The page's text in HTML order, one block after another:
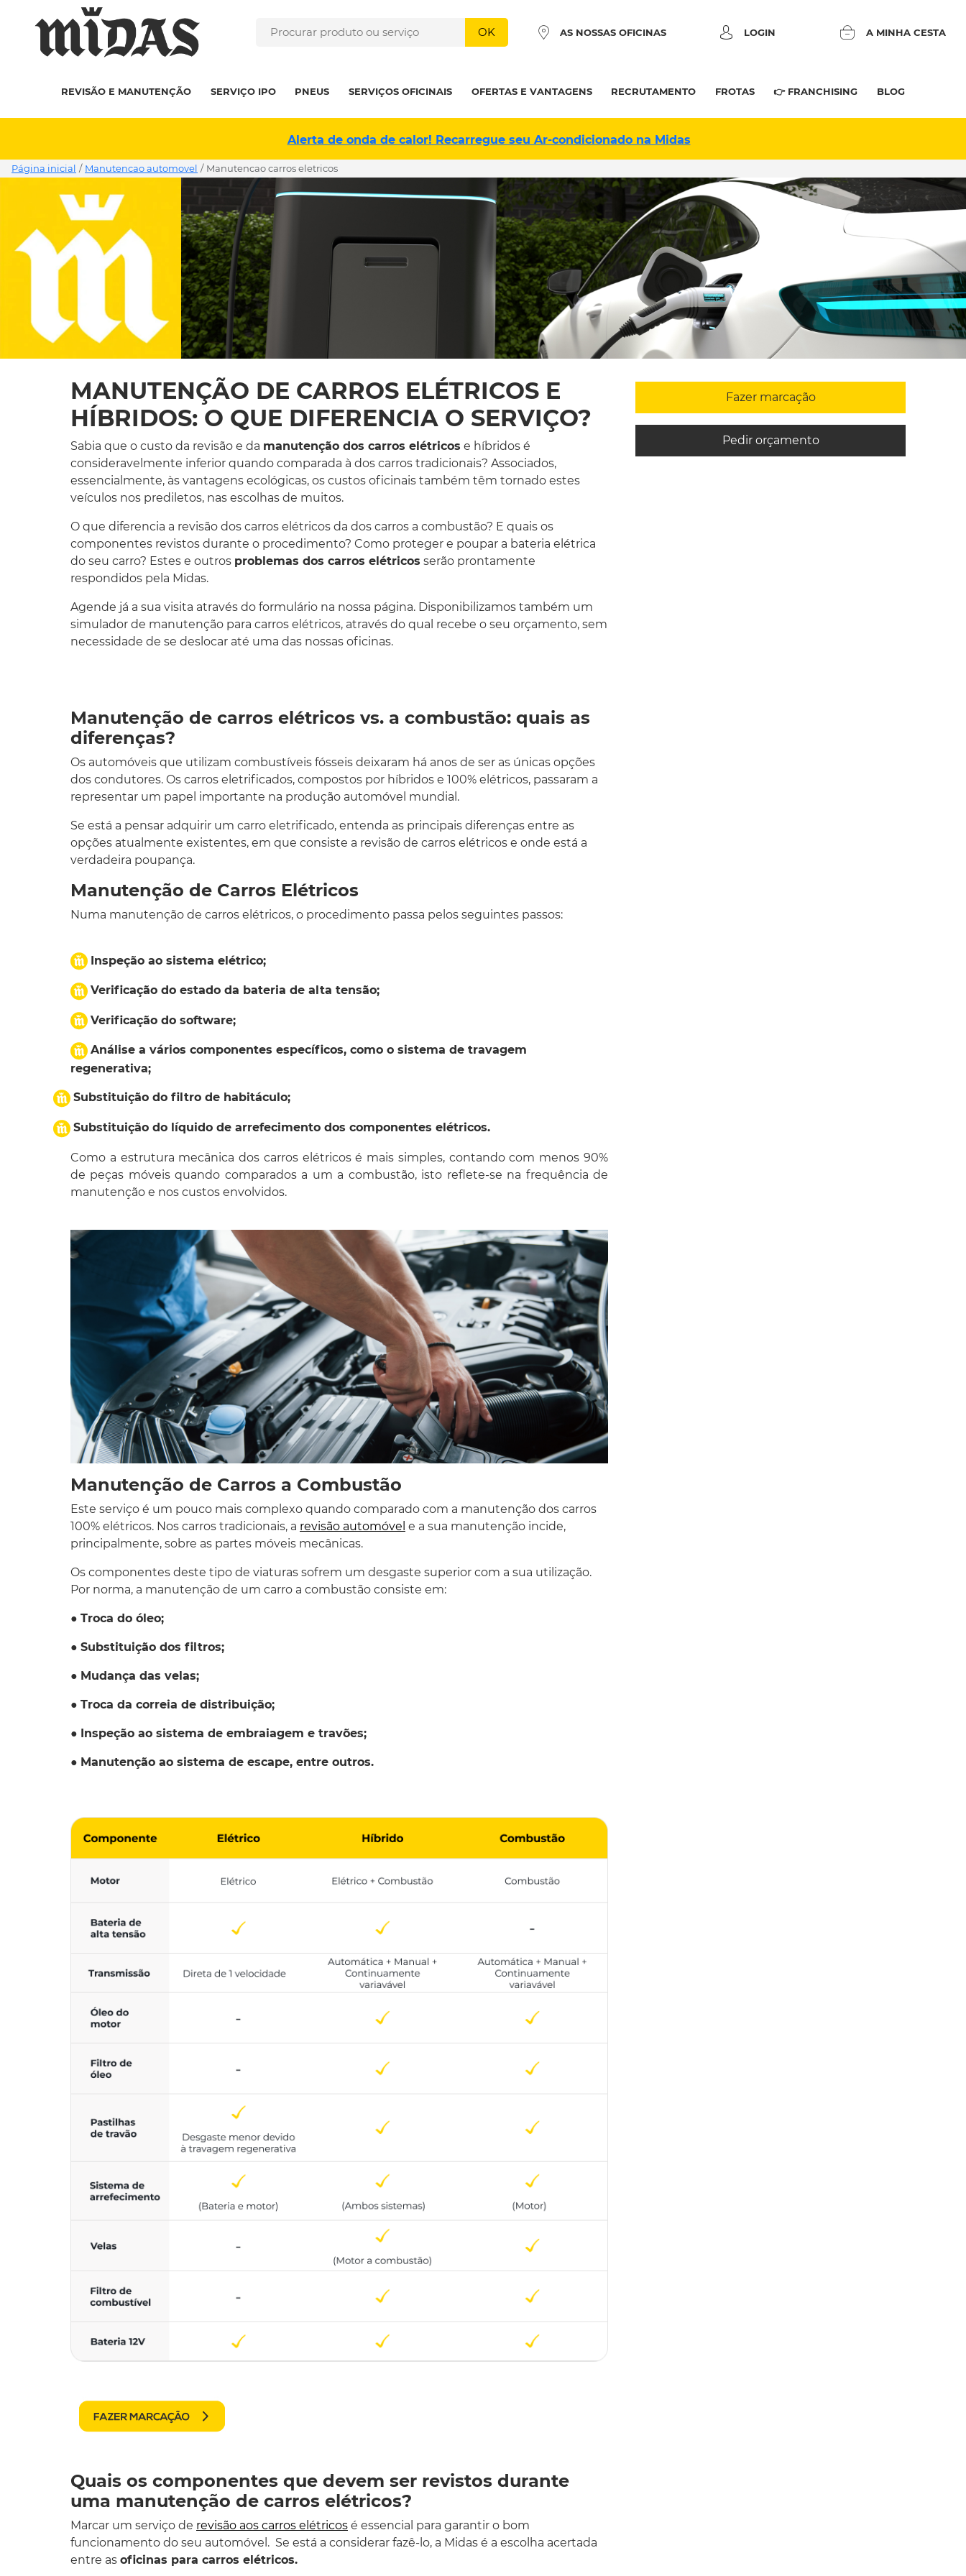
OK AS NOSSAS OFICINAS LOGIN A MINHA CESTA
REVISÃO E MANUTENÇÃO SERVIÇO IPO PNEUS SERVIÇOS OFICINAIS OFERTAS E VANTAGENS RECRUTAMENTO FROTAS 👉 FRANCHISING BLOG
Alerta de onda de calor! Recarregue seu Ar-condicionado na Midas
Página inicial / Manutencao automovel / manutencao carros eletricos
MANUTENÇÃO DE CARROS ELÉTRICOS E
HÍBRIDOS: O QUE DIFERENCIA O SERVIÇO?
Sabia que o custo da revisão e da manutenção dos carros elétricos e híbridos é
consideravelmente inferior quando comparada à dos carros tradicionais? Associados,
essencialmente, às vantagens ecológicas, os custos oficinais também têm tornado estes
veículos nos prediletos, nas escolhas de muitos.
O que diferencia a revisão dos carros elétricos da dos carros a combustão? E quais os
componentes revistos durante o procedimento? Como proteger e poupar a bateria elétrica
do seu carro? Estes e outros problemas dos carros elétricos serão prontamente
respondidos pela Midas.
Agende já a sua visita através do formulário na nossa página. Disponibilizamos também um
simulador de manutenção para carros elétricos, através do qual recebe o seu orçamento, sem
necessidade de se deslocar até uma das nossas oficinas.
Manutenção de carros elétricos vs. a combustão: quais as
diferenças?
Os automóveis que utilizam combustíveis fósseis deixaram há anos de ser as únicas opções
dos condutores. Os carros eletrificados, compostos por híbridos e 100% elétricos, passaram a
representar um papel importante na produção automóvel mundial.
Se está a pensar adquirir um carro eletrificado, entenda as principais diferenças entre as
opções atualmente existentes, em que consiste a revisão de carros elétricos e onde está a
verdadeira poupança.
Manutenção de Carros Elétricos
Numa manutenção de carros elétricos, o procedimento passa pelos seguintes passos:
Inspeção ao sistema elétrico;
Verificação do estado da bateria de alta tensão;
Verificação do software;
Análise a vários componentes específicos, como o sistema de travagem
regenerativa;
Substituição do filtro de habitáculo;
Substituição do líquido de arrefecimento dos componentes elétricos.
Como a estrutura mecânica dos carros elétricos é mais simples, contando com menos 90%
de peças móveis quando comparados a um a combustão, isto reflete-se na frequência de
manutenção e nos custos envolvidos.
Manutenção de Carros a Combustão
Este serviço é um pouco mais complexo quando comparado com a manutenção dos carros
100% elétricos. Nos carros tradicionais, a revisão automóvel e a sua manutenção incide,
principalmente, sobre as partes móveis mecânicas.
Os componentes deste tipo de viaturas sofrem um desgaste superior com a sua utilização.
Por norma, a manutenção de um carro a combustão consiste em:
● Troca do óleo;
● Substituição dos filtros;
● Mudança das velas;
● Troca da correia de distribuição;
● Inspeção ao sistema de embraiagem e travões;
● Manutenção ao sistema de escape, entre outros.
Quais os componentes que devem ser revistos durante
uma manutenção de carros elétricos?
Marcar um serviço de revisão aos carros elétricos é essencial para garantir o bom
funcionamento do seu automóvel. Se está a considerar fazê-lo, a Midas é a escolha acertada
entre as oficinas para carros elétricos.
Fazer marcação
Pedir orçamento